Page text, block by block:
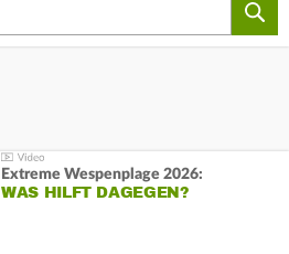
Extreme Wespenplage 2026:
WAS HILFT DAGEGEN?